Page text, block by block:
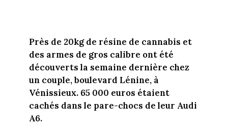
Près de 20kg de résine de cannabis et
des armes de gros calibre ont été
découverts la semaine dernière chez
un couple, boulevard Lénine, à
Vénissieux. 65 000 euros étaient
cachés dans le pare-chocs de leur Audi
A6.